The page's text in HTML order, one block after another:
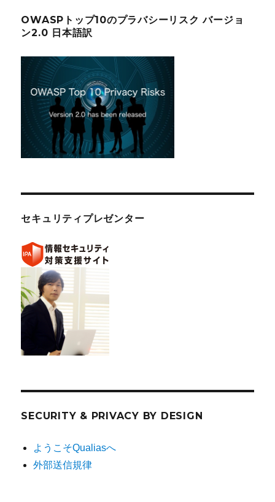
OWASPトップ10のプラバシーリスク バージョ
ン2.0 日本語訳
セキュリティプレゼンター
SECURITY & PRIVACY BY DESIGN
ようこそQualiasへ
外部送信規律